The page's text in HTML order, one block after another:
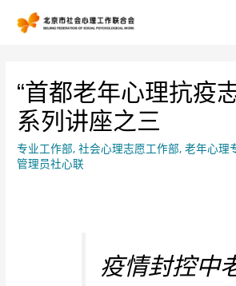
“首都老年心理抗疫
系列讲座之三
专业工作部,社会心理志愿工作部,老年心理
管理员社心联
疫情封控中